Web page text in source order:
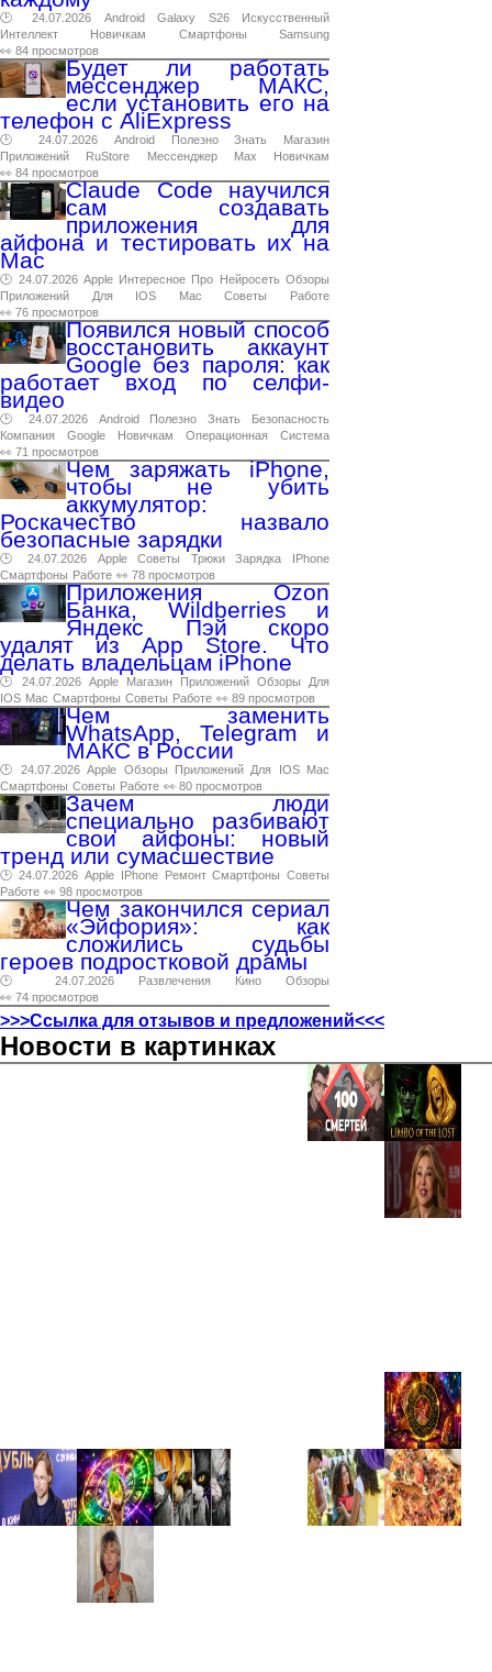
🕑 24.07.2026 Android Galaxy S26
Искусственный
Интеллект
Новичкам Смартфоны
Samsung
👀 84 просмотров
Будет ли работать
мессенджер МАКС,
если установить его на
телефон с AliExpress
🕑 24.07.2026 Android Полезно Знать
Магазин
Приложений
RuStore Мессенджер Max
Новичкам
👀 84 просмотров
Claude Code научился
сам создавать
приложения для
айфона и тестировать их на
Mac
🕑 24.07.2026 Apple Интересное Про Нейросеть Обзоры
Приложений
Для IOS Mac Советы
Работе
👀 76 просмотров
Появился новый способ
восстановить аккаунт
Google без пароля: как
работает вход по селфи-
видео
🕑 24.07.2026 Android Полезно Знать
Безопасность
Компания
Google Новичкам Операционная
Система
👀 71 просмотров
Чем заряжать iPhone,
чтобы не убить
аккумулятор:
Роскачество назвало
безопасные зарядки
🕑 24.07.2026 Apple Советы Трюки Зарядка
IPhone
Смартфоны Работе 👀 78 просмотров
Приложения Ozon
Банка, Wildberries и
Яндекс Пэй скоро
удалят из App Store. Что
делать владельцам iPhone
🕑 24.07.2026 Apple Магазин Приложений Обзоры
Для
IOS Mac Смартфоны Советы Работе 👀 89 просмотров
Чем заменить
WhatsApp, Telegram и
МАКС в России
🕑 24.07.2026 Apple Обзоры Приложений Для IOS
Mac
Смартфоны Советы Работе 👀 80 просмотров
Зачем люди
специально разбивают
свои айфоны: новый
тренд или сумасшествие
🕑 24.07.2026 Apple IPhone Ремонт Смартфоны Советы
Работе 👀 98 просмотров
Чем закончился сериал
«Эйфория»: как
сложились судьбы
героев подростковой драмы
🕑 24.07.2026 Развлечения Кино
Обзоры
👀 74 просмотров
>>>Ссылка для отзывов и предложений<<<
Новости в картинках